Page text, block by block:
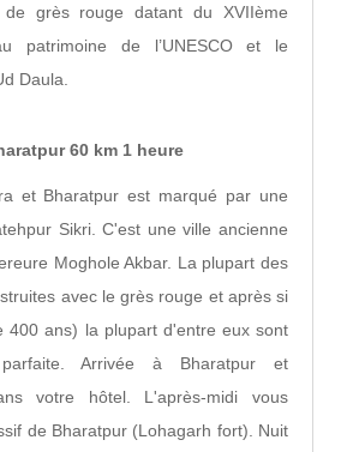
de grès rouge datant du XVIIème
patrimoine de l’UNESCO et le
Daula.
60 km 1 heure
et Bharatpur est marqué par une
Sikri. C'est une ville ancienne
Moghole Akbar. La plupart des
avec le grès rouge et après si
400 ans) la plupart d'entre eux sont
Arrivée à Bharatpur et
votre hôtel. L'après-midi vous
de Bharatpur (Lohagarh fort). Nuit